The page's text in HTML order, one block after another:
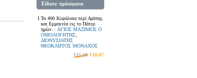
Είδατε πρόσφατα
1 Τα 400 Κεφάλαια περί Αγάπης
και Ερμηνεία εις το Πάτερ
ημών. - ΑΓΙΟΣ ΜΑΞΙΜΟΣ Ο
ΟΜΟΛΟΓΗΤΗΣ
ΔΙΟΝΥΣΙΑΤΗΣ
ΘΕΟΚΛΗΤΟΣ ΜΟΝΑΧΟΣ
€11,19 €10,07